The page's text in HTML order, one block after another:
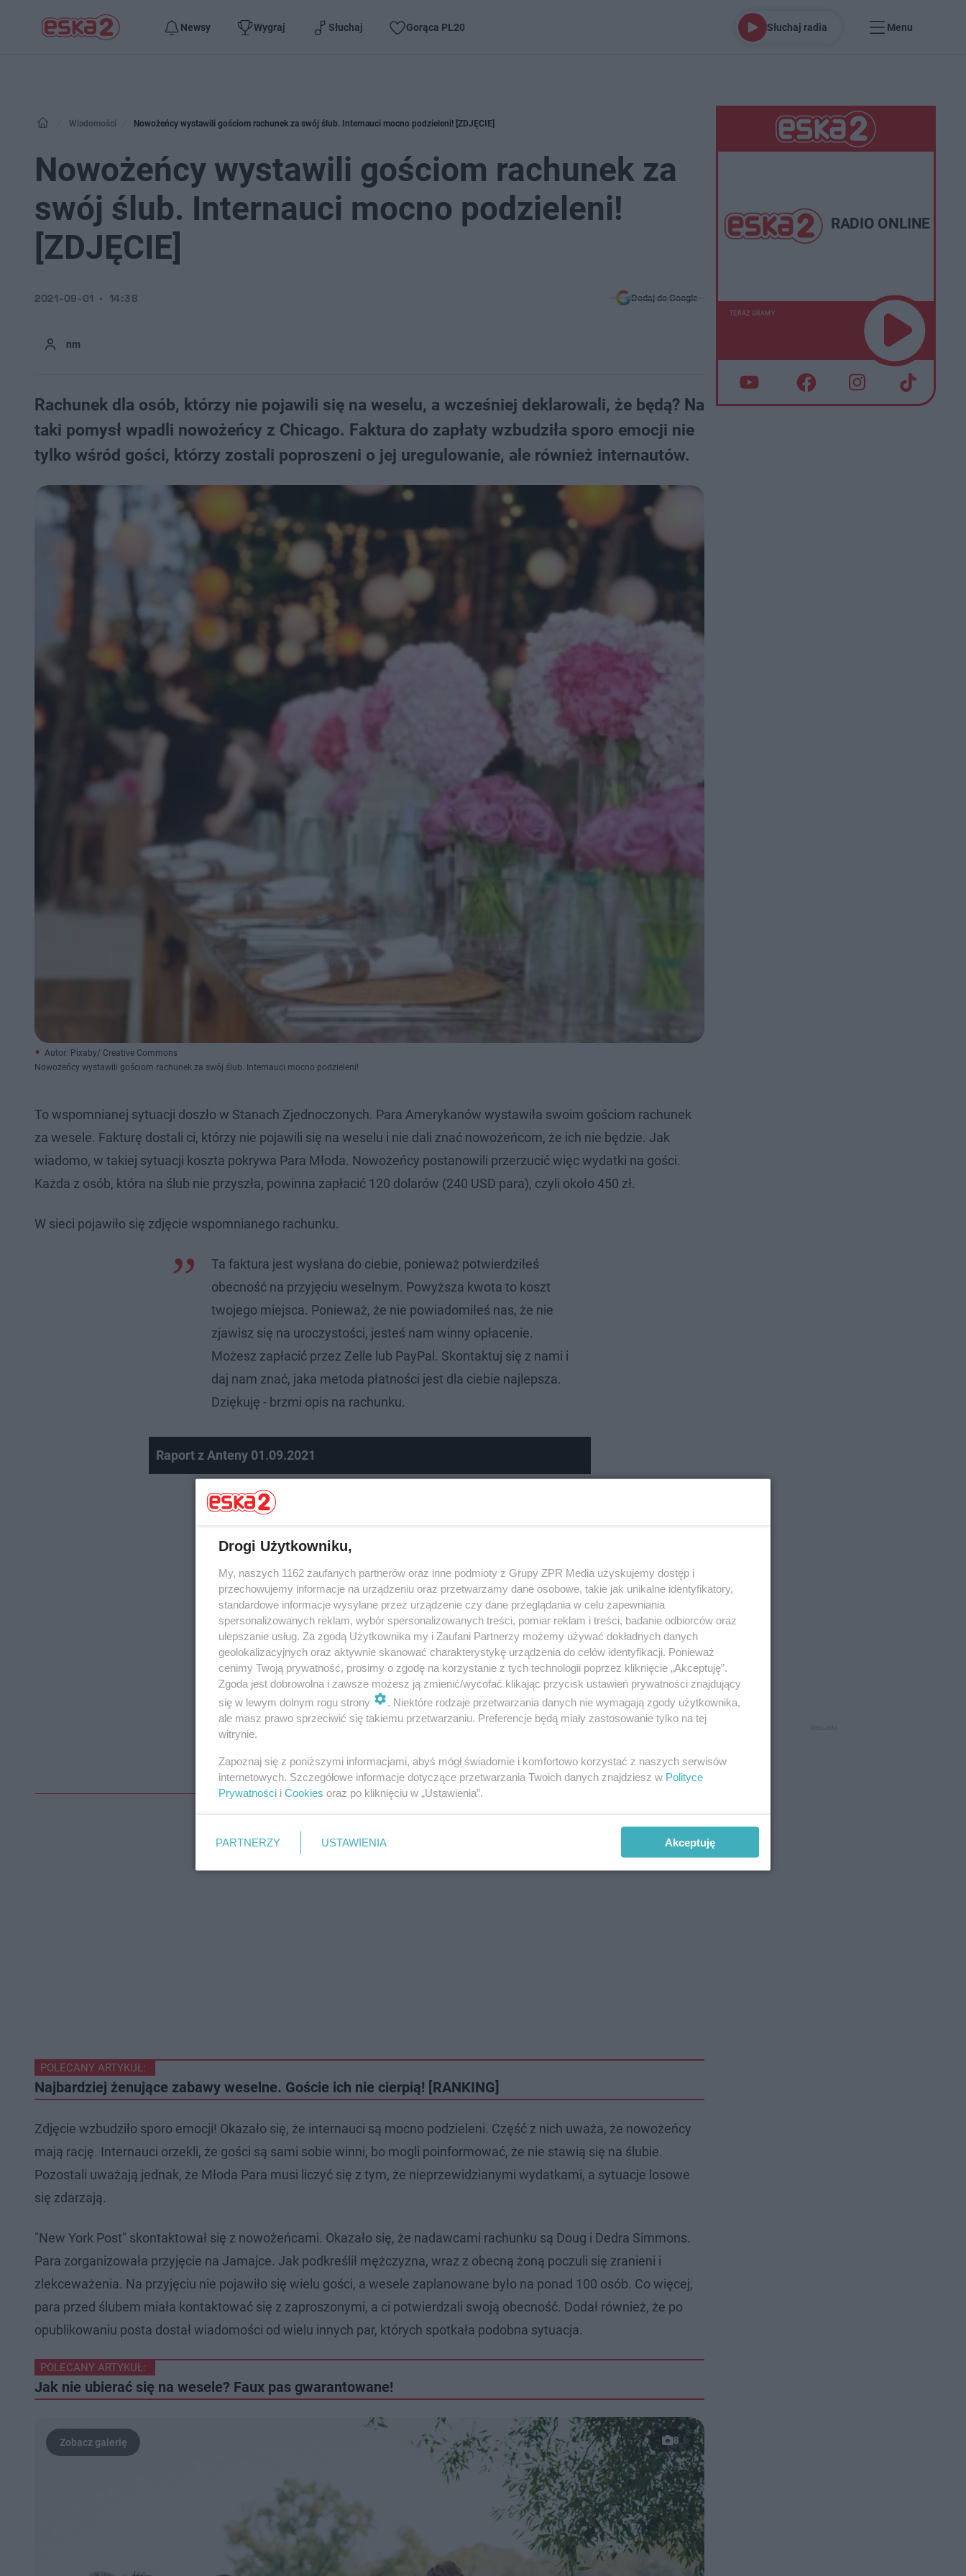
Newsy Wygraj Słuchaj Gorąca PL20 Słuchaj radia Menu
Wiadomości Nowożeńcy wystawili gościom rachunek za swój ślub. Internauci mocno podzieleni! [ZDJĘCIE]
Nowożeńcy wystawili gościom rachunek za
swój ślub. Internauci mocno podzieleni!
[ZDJĘCIE]
nm
2021-09-01 14:38 Dodaj do Google
Rachunek dla osób, którzy nie pojawili się na weselu, a wcześniej deklarowali, że będą? Na
taki pomysł wpadli nowożeńcy z Chicago. Faktura do zapłaty wzbudziła sporo emocji nie
tylko wśród gości, którzy zostali poproszeni o jej uregulowanie, ale również internautów.
Autor: Pixaby/ Creative Commons
Nowożeńcy wystawili gościom rachunek za swój ślub. Internauci mocno podzieleni!
To wspomnianej sytuacji doszło w Stanach Zjednoczonych. Para Amerykanów wystawiła swoim gościom rachunek
za wesele. Fakturę dostali ci, którzy nie pojawili się na weselu i nie dali znać nowożeńcom, że ich nie będzie. Jak
wiadomo, w takiej sytuacji koszta pokrywa Para Młoda. Nowożeńcy postanowili przerzucić więc wydatki na gości.
Każda z osób, która na ślub nie przyszła, powinna zapłacić 120 dolarów (240 USD para), czyli około 450 zł.
W sieci pojawiło się zdjęcie wspomnianego rachunku.
Ta faktura jest wysłana do ciebie, ponieważ potwierdziłeś
obecność na przyjęciu weselnym. Powyższa kwota to koszt
twojego miejsca. Ponieważ, że nie powiadomiłeś nas, że nie
zjawisz się na uroczystości, jesteś nam winny opłacenie.
Możesz zapłacić przez Zelle lub PayPal. Skontaktuj się z nami i
daj nam znać, jaka metoda płatności jest dla ciebie najlepsza.
Dziękuję - brzmi opis na rachunku.
Raport z Anteny 01.09.2021
POLECANY ARTYKUŁ:
Najbardziej żenujące zabawy weselne. Goście ich nie cierpią! [RANKING]
Zdjęcie wzbudziło sporo emocji! Okazało się, że internauci są mocno podzieleni. Część z nich uważa, że nowożeńcy
mają rację. Internauci orzekli, że gości są sami sobie winni, bo mogli poinformować, że nie stawią się na ślubie.
Pozostali uważają jednak, że Młoda Para musi liczyć się z tym, że nieprzewidzianymi wydatkami, a sytuacje losowe
się zdarzają.
"New York Post" skontaktował się z nowożeńcami. Okazało się, że nadawcami rachunku są Doug i Dedra Simmons.
Para zorganizowała przyjęcie na Jamajce. Jak podkreślił mężczyzna, wraz z obecną żoną poczuli się zranieni i
zlekceważenia. Na przyjęciu nie pojawiło się wielu gości, a wesele zaplanowane było na ponad 100 osób. Co więcej,
para przed ślubem miała kontaktować się z zaproszonymi, a ci potwierdzali swoją obecność. Dodał również, że po
opublikowaniu posta dostał wiadomości od wielu innych par, których spotkała podobna sytuacja.
POLECANY ARTYKUŁ:
Jak nie ubierać się na wesele? Faux pas gwarantowane!
8
RADIO ONLINE
TERAZ GRAMY
Drogi Użytkowniku,
My, naszych 1162 zaufanych partnerów oraz inne podmioty z Grupy ZPR Media uzyskujemy dostęp i
przechowujemy informacje na urządzeniu oraz przetwarzamy dane osobowe, takie jak unikalne identyfikatory,
standardowe informacje wysyłane przez urządzenie czy dane przeglądania w celu zapewniania
spersonalizowanych reklam, wybór spersonalizowanych treści, pomiar reklam i treści, badanie odbiorców oraz
ulepszanie usług. Za zgodą Użytkownika my i Zaufani Partnerzy możemy używać dokładnych danych
geolokalizacyjnych oraz aktywnie skanować charakterystykę urządzenia do celów identyfikacji. Ponieważ
cenimy Twoją prywatność, prosimy o zgodę na korzystanie z tych technologii poprzez kliknięcie „Akceptuję”.
Zgoda jest dobrowolna i zawsze możesz ją zmienić/wycofać klikając przycisk ustawień prywatności znajdujący
się w lewym dolnym rogu strony
. Niektóre rodzaje przetwarzania danych nie wymagają zgody użytkownika,
ale masz prawo sprzeciwić się takiemu przetwarzaniu. Preferencje będą miały zastosowanie tylko na tej
witrynie.
Zapoznaj się z poniższymi informacjami, abyś mógł świadomie i komfortowo korzystać z naszych serwisów
internetowych. Szczegółowe informacje dotyczące przetwarzania Twoich danych znajdziesz w Polityce
Prywatności i Cookies oraz po kliknięciu w „Ustawienia”.
PARTNERZY USTAWIENIA Akceptuję